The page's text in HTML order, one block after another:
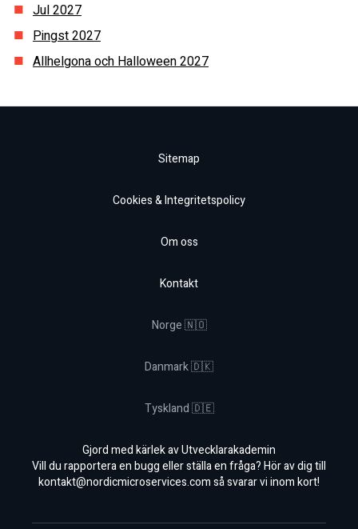
Jul2027
Pingst2027
Allhelgona och Halloween2027
Sitemap
Cookies & Integritetspolicy
Om oss
Kontakt
Norge 🇳🇴
Danmark 🇩🇰
Tyskland 🇩🇪
Gjord med kärlek av Utvecklarakademin
Vill du rapportera en bugg eller ställa en fråga? Hör av dig till
kontakt@nordicmicroservices.comså svarar vi inom kort!